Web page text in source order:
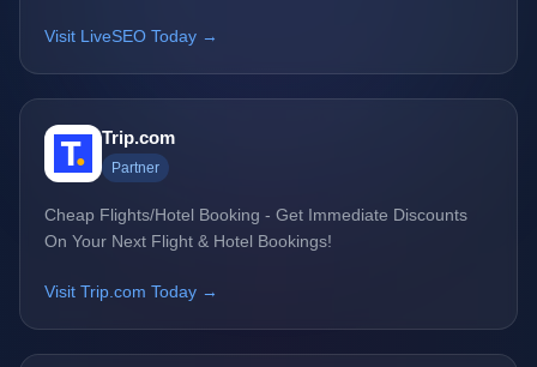
Visit LiveSEO Today →
Trip.com
Partner
Cheap Flights/Hotel Booking - Get Immediate Discounts
On Your Next Flight & Hotel Bookings!
Visit Trip.com Today →